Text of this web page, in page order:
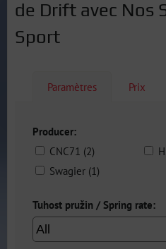
de Drift avec Nos
Sport
Paramètres Prix
Producer:
CNC71 (2)
Swagier (1)
Tuhost pružin / Spring rate: